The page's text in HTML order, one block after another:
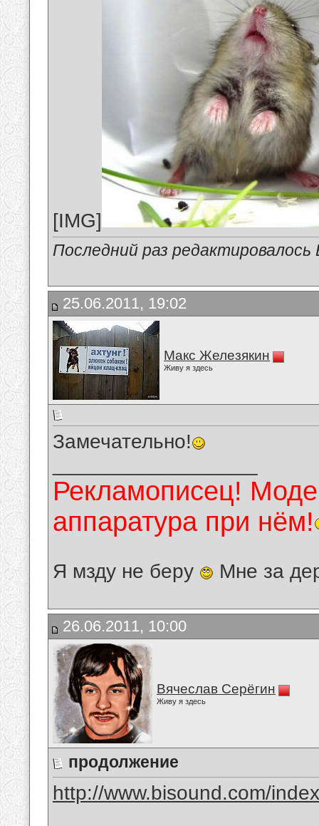
[IMG]
Последний раз
25.06.2011, 19:02
Макс Железякин
Живу я здесь
Замечательно!
Рекламописец!
аппаратура при нём!
Я мзду не беру Мне за
26.06.2011, 10:00
Вячеслав Серёгин
Живу я здесь
продолжение
http://www.bisound.com/